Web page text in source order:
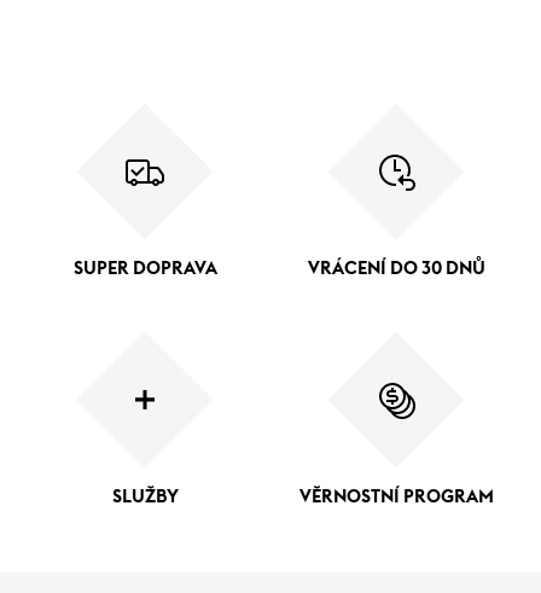
SUPER DOPRAVA VRÁCENÍ DO 30 DNŮ
SLUŽBY VĚRNOSTNÍ PROGRAM